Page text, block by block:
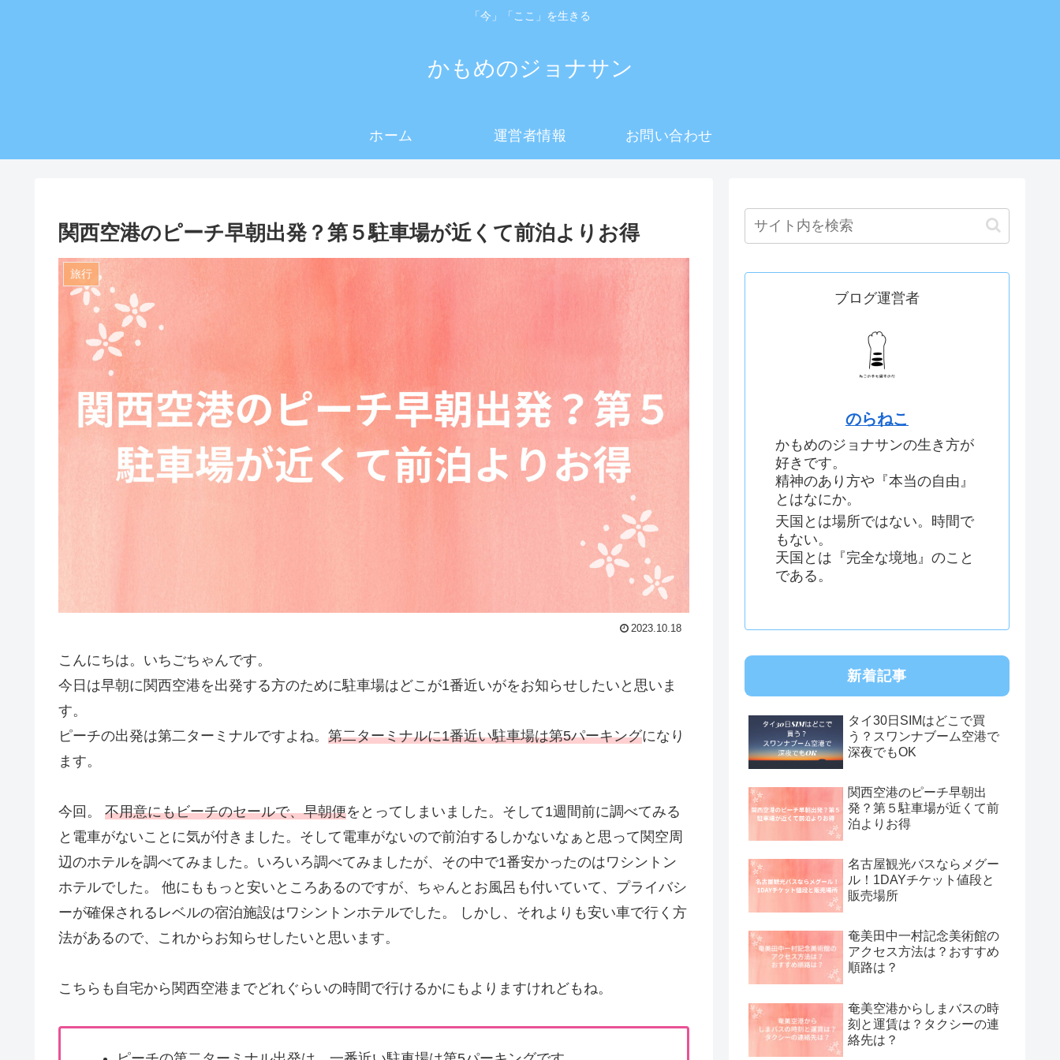
「今」「ここ」を生きる
かもめのジョナサン
ホーム 運営者情報 お問い合わせ
関西空港のピーチ早朝出発？第５駐車場が近くて前泊よりお得
旅行
2023.10.18
こんにちは。いちごちゃんです。
今日は早朝に関西空港を出発する方のために駐車場はどこが1番近いがをお知らせしたいと思いま
す。
ピーチの出発は第二ターミナルですよね。 第二ターミナルに1番近い駐車場は第5パーキングになり
ます。
今回。 不用意にもビーチのセールで、早朝便をとってしまいました。そして1週間前に調べてみる
と電車がないことに気が付きました。そして電車がないので前泊するしかないなぁと思って関空周
辺のホテルを調べてみました。いろいろ調べてみましたが、その中で1番安かったのはワシントン
ホテルでした。 他にももっと安いところあるのですが、ちゃんとお風呂も付いていて、プライバシ
ーが確保されるレベルの宿泊施設はワシントンホテルでした。 しかし、それよりも安い車で行く方
法があるので、これからお知らせしたいと思います。
こちらも自宅から関西空港までどれぐらいの時間で行けるかにもよりますけれどもね。
ブログ運営者
のらねこ
かもめのジョナサンの生き方が
好きです。
精神のあり方や『本当の自由』
とはなにか。
天国とは場所ではない。時間で
もない。
天国とは『完全な境地』のこと
である。
新着記事
タイ30日SIMはどこで買
う？スワンナブーム空港で
深夜でもOK
関西空港のピーチ早朝出
発？第５駐車場が近くて前
泊よりお得
名古屋観光バスならメグー
ル！1DAYチケット値段と
販売場所
奄美田中一村記念美術館の
アクセス方法は？おすすめ
順路は？
奄美空港からしまバスの時
刻と運賃は？タクシーの連
絡先は？